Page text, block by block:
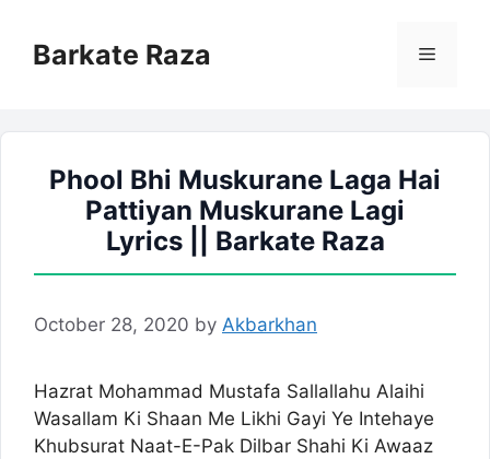
contentBarkate Raza Menu
Phool Bhi Muskurane Laga Hai
Pattiyan Muskurane Lagi
Lyrics || Barkate Raza
October 28, 2020 by Akbarkhan
Hazrat Mohammad Mustafa Sallallahu Alaihi
Wasallam Ki Shaan Me Likhi Gayi Ye Intehaye
Khubsurat Naat-E-Pak Dilbar Shahi Ki Awaaz